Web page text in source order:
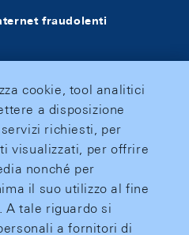
fraudolenti
cookie, tool analitici
a disposizione
richiesti, per
visualizzati, per offrire
nonché per
il suo utilizzo al fine
tale riguardo si
a fornitori di